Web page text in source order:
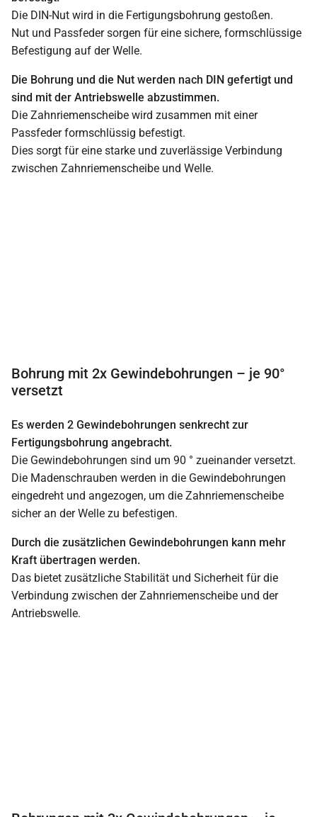
Die DIN-Nut wird in die Fertigungsbohrung gestoßen.
Nut und Passfeder sorgen für eine sichere, formschlüssige
Befestigung auf der Welle.
Die Bohrung und die Nut werden nach DIN gefertigt und
sind mit der Antriebswelle abzustimmen.
Die Zahnriemenscheibe wird zusammen mit einer
Passfeder formschlüssig befestigt.
Dies sorgt für eine starke und zuverlässige Verbindung
zwischen Zahnriemenscheibe und Welle.
Bohrung mit 2x Gewindebohrungen – je 90°
versetzt
Es werden 2 Gewindebohrungen senkrecht zur
Fertigungsbohrung angebracht.
Die Gewindebohrungen sind um 90 ° zueinander versetzt.
Die Madenschrauben werden in die Gewindebohrungen
eingedreht und angezogen, um die Zahnriemenscheibe
sicher an der Welle zu befestigen.
Durch die zusätzlichen Gewindebohrungen kann mehr
Kraft übertragen werden.
Das bietet zusätzliche Stabilität und Sicherheit für die
Verbindung zwischen der Zahnriemenscheibe und der
Antriebswelle.